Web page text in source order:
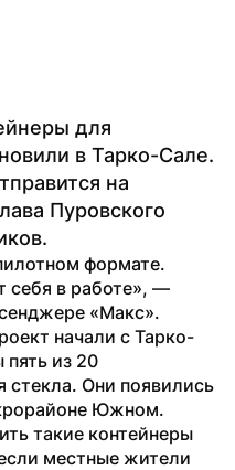
для
в Тарко-Сале.
на
Пуровского
формате.
в работе», —
«Макс».
начали с Тарко-
из 20
стекла. Они появились
Южном.
такие контейнеры
местные жители